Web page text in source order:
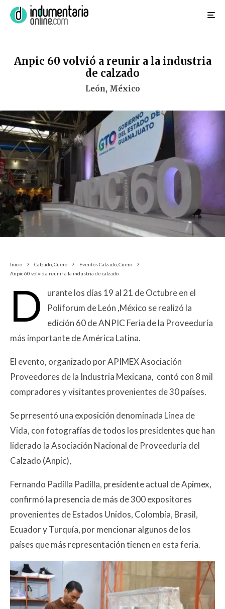
Anpic 60 volvió a reunir a la industria
de calzado
León, México
Inicio Calzado, Cuero
Eventos Calzado, Cuero
Anpic 60 volvió a reunir a la industria de calzado
D
urante los días 19 al 21 de Octubre en el
Poliforum de León ,México se realizó la
edición 60 de ANPIC Feria de la Proveeduría
más importante de América Latina.
El evento, organizado por APIMEX Asociación
Proveedores de la Industria Mexicana, contó con 8 mil
compradores y visitantes provenientes de 30 países.
Se prresentó una exposición denominada Línea de
Vida, con fotografías de todos los presidentes que han
liderado la Asociación Nacional de Proveeduría del
Calzado (Anpic),
Fernando Padilla Padilla, presidente actual de Apimex,
confirmó la presencia de más de 300 expositores
provenientes de Estados Unidos, Colombia, Brasil,
Ecuador y Turquía, por mencionar algunos de los
países que más representación tienen en esta feria.